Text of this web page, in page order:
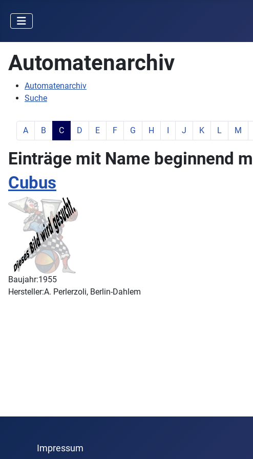
Automatenarchiv
Automatenarchiv
Suche
zeige Elemente mit Buchstabe:
A zeige Elemente mit Buchstabe:
B aktiver Buchstabe:
C zeige Elemente mit Buchstabe:
D zeige Elemente mit Buchstabe:
E zeige Elemente mit Buchstabe:
F zeige Elemente mit Buchstabe:
G zeige Elemente mit Buchstabe:
H zeige Elemente mit
I zeige Elemente mit
J zeige Elemente
K zeige
L zeige
M
Einträge mit Name beginnend
Cubus
Baujahr:1955
Hersteller:A. Perlerzoli, Berlin-Dahlem
Impressum